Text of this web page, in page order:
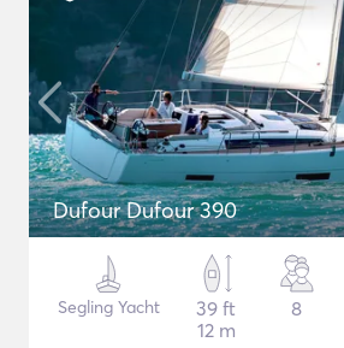
Dufour Dufour 390
Segling Yacht
39 ft
12 m
8